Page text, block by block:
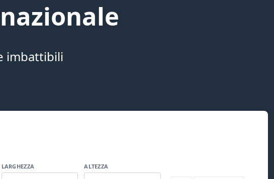
imbattibili
LARGHEZZA ALTEZZA